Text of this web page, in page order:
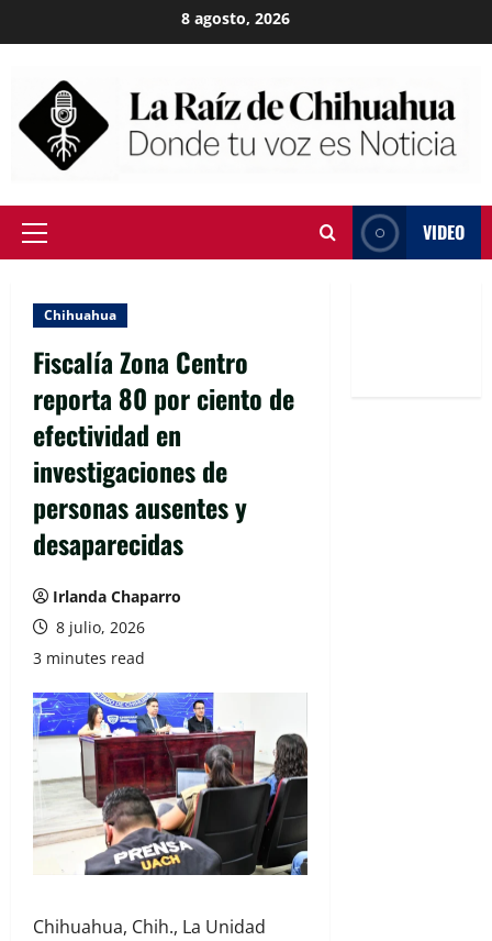
to
8 agosto, 2026
Primary
VIDEO
Chihuahua
Fiscalía Zona Centro
reporta 80 por ciento de
efectividad en
investigaciones de
personas ausentes y
desaparecidas
Irlanda Chaparro
8 julio, 2026
3 minutes read
Chihuahua, Chih., La Unidad